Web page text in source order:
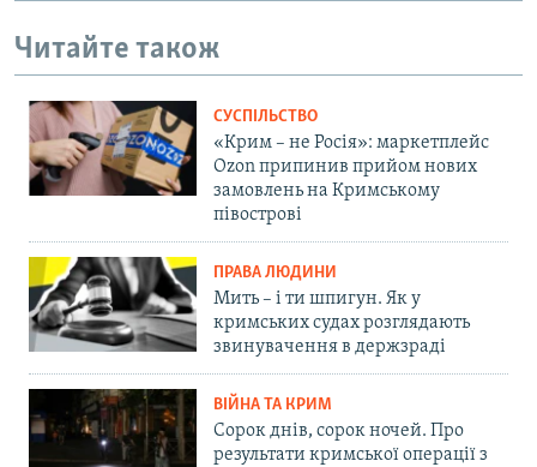
Читайте також
СУСПІЛЬСТВО
«Крим – не Росія»: маркетплейс
Ozon припинив прийом нових
замовлень на Кримському
півострові
ПРАВА ЛЮДИНИ
Мить – і ти шпигун. Як у
кримських судах розглядають
звинувачення в держзраді
ВІЙНА ТА КРИМ
Сорок днів, сорок ночей. Про
результати кримської операції з